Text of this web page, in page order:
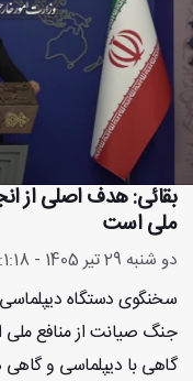
بقائی: هدف اصلی از
ملی است
دو شنبه 29 تیر 1405 - 14:1:18
سخنگوی دستگاه دیپلماسی
جنگ صیانت از منافع ملی
گاهی با دیپلماسی و